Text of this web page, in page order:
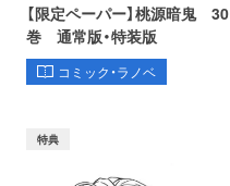
【限定ペーパー】桃源暗鬼 30
巻 通常版・特装版
コミック・ラノベ
特典